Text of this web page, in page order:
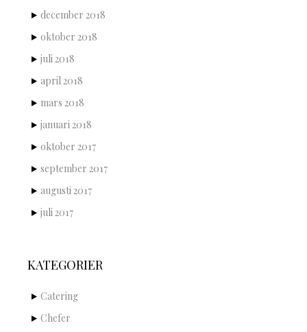
december 2018
oktober 2018
juli 2018
april 2018
mars 2018
januari 2018
oktober 2017
september 2017
augusti 2017
juli 2017
KATEGORIER
Catering
Chefer